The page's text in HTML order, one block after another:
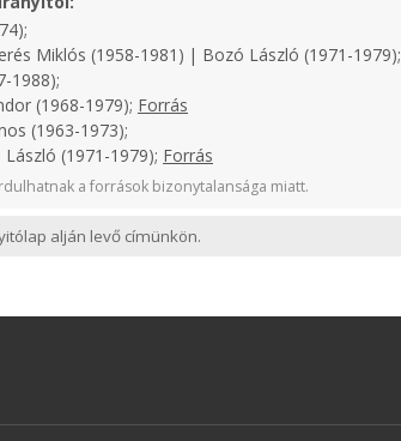
Miklós (1958-1981) | Bozó László (1971-1979);
1988);
(1968-1979); Forrás
(1963-1973);
(1971-1979); Forrás
a források bizonytalansága miatt.
alján levő címünkön.